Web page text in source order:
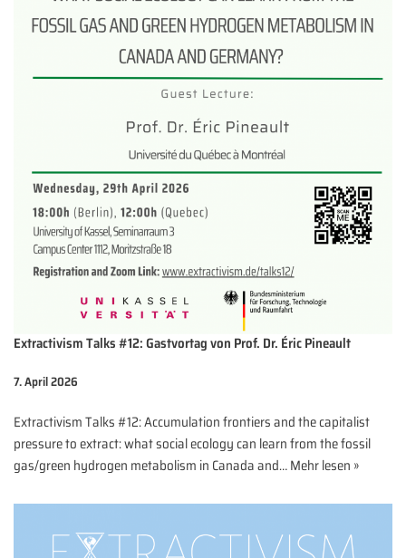
Extractivism Talks #12: Gastvortag von Prof. Dr. Éric Pineault
7. April 2026
Extractivism Talks #12: Accumulation frontiers and the capitalist
pressure to extract: what social ecology can learn from the fossil
gas/green hydrogen metabolism in Canada and…Mehr lesen »